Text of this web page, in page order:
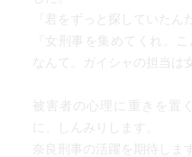
『君をずっと探していたん
『女刑事を集めてくれ。
なんて。ガイシャの担当は
被害者の心理に重きを置
に、しんみりします。
奈良刑事の活躍を期待しま